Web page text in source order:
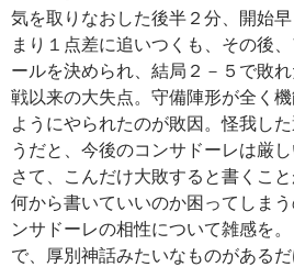
気を取りなおした後半２分、開始
まり１点差に追いつくも、その後
ールを決められ、結局２－５で敗
戦以来の大失点。守備陣形が全く
ようにやられたのが敗因。怪我し
うだと、今後のコンサドーレは厳し
さて、こんだけ大敗すると書くこと
何から書いていいのか困ってしま
ンサドーレの相性について雑感を
で、厚別神話みたいなものがある